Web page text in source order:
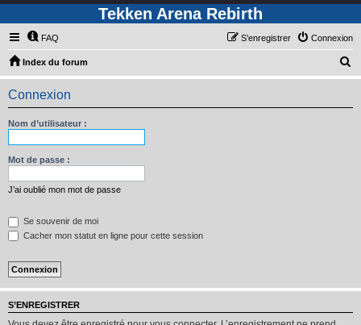
Tekken Arena Rebirth
FAQ Connexion
S’enregistrer
Index du forum
e
Connexion
Nom d’utilisateur :
Mot de passe :
J’ai oublié mon mot de passe
Se souvenir de moi
Cacher mon statut en ligne pour cette session
S’ENREGISTRER